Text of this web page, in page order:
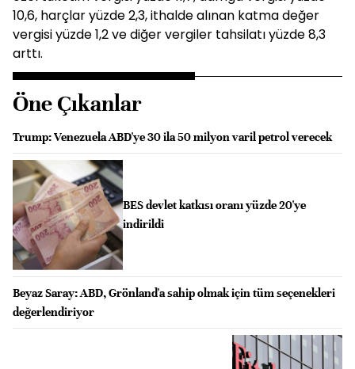
10,6, harçlar yüzde 2,3, ithalde alınan katma değer
vergisi yüzde 1,2 ve diğer vergiler tahsilatı yüzde 8,3
arttı.
Öne Çıkanlar
Trump: Venezuela ABD'ye 30 ila 50 milyon varil petrol verecek
BES devlet katkısı oranı yüzde 20'ye
indirildi
Beyaz Saray: ABD, Grönland'a sahip olmak için tüm seçenekleri
değerlendiriyor